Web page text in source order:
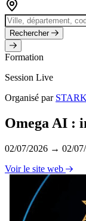
Rechercher
Formation
Session Live
Organisé par
Omega AI :
02/07/2026 → 02/
Voir le site web